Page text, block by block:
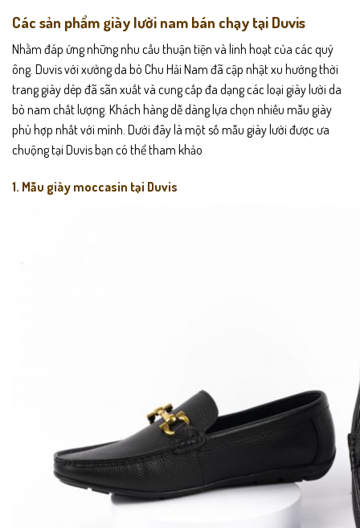
Các sản phẩm giày lười nam bán chạy tại Duvis
Nhằm đáp ứng những nhu cầu thuận tiện và linh hoạt của các quý
ông. Duvis với xưởng da bò Chu Hải Nam đã cập nhật xu hướng thời
trang giày dép đã sãn xuất và cung cấp đa dạng các loại giày lười da
bò nam chất lượng. Khách hàng dễ dàng lựa chọn nhiều mẫu giày
phù hợp nhất với mình. Dưới đây là một số mẫu giày lười được ưa
chuộng tại Duvis bạn có thể tham khảo
1. Mẫu giày moccasin tại Duvis